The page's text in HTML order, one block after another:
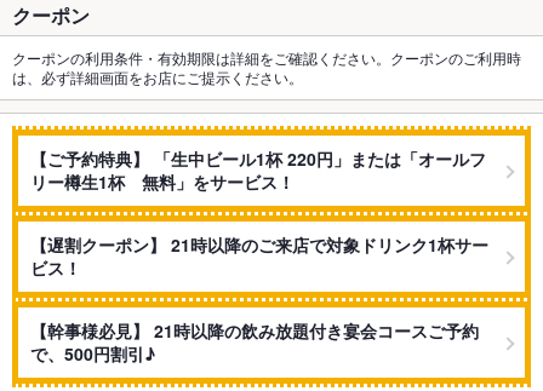
クーポン
クーポンの利用条件・有効期限は詳細をご確認ください。クーポンのご利用時
は、必ず詳細画面をお店にご提示ください。
【ご予約特典】 「生中ビール1杯 220円」または「オールフ
リー樽生1杯 無料」をサービス！
【遅割クーポン】 21時以降のご来店で対象ドリンク1杯サー
ビス！
【幹事様必見】 21時以降の飲み放題付き宴会コースご予約
で、500円割引♪